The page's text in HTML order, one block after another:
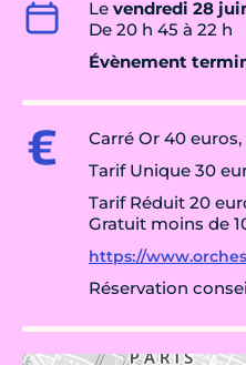
Le vendredi 28
De 20 h 45 à 22 h
Évènement
Carré Or 40 euros,
Tarif Unique 30
Tarif Réduit 20
Gratuit moins de
https://
Réservation